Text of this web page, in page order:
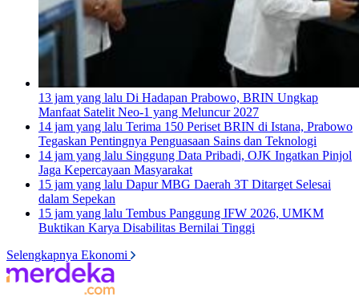
13 jam yang lalu Di Hadapan Prabowo, BRIN Ungkap
Manfaat Satelit Neo-1 yang Meluncur 2027
14 jam yang lalu Terima 150 Periset BRIN di Istana, Prabowo
Tegaskan Pentingnya Penguasaan Sains dan Teknologi
14 jam yang lalu Singgung Data Pribadi, OJK Ingatkan Pinjol
Jaga Kepercayaan Masyarakat
15 jam yang lalu Dapur MBG Daerah 3T Ditarget Selesai
dalam Sepekan
15 jam yang lalu Tembus Panggung IFW 2026, UMKM
Buktikan Karya Disabilitas Bernilai Tinggi
Selengkapnya Ekonomi